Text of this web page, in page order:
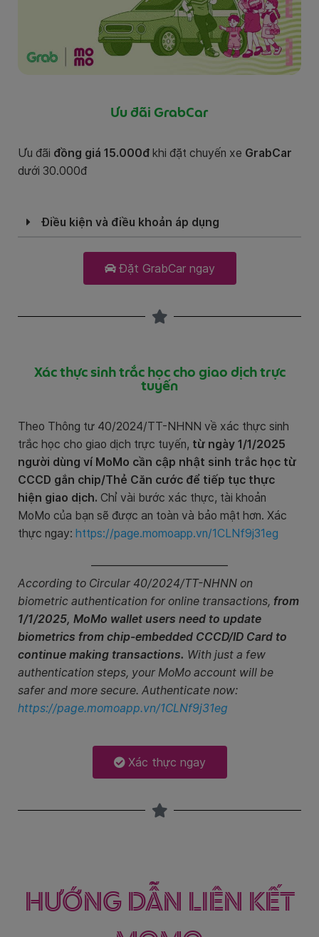
Ưu đãi GrabCar
Ưu đãi đồng giá 15.000đ khi đặt chuyến xe GrabCar
dưới 30.000đ
Điều kiện và điều khoản áp dụng
Đặt GrabCar ngay
Xác thực sinh trắc học cho giao dịch trực
tuyến
Theo Thông tư 40/2024/TT-NHNN về xác thực sinh
trắc học cho giao dịch trực tuyến, từ ngày 1/1/2025
người dùng ví MoMo cần cập nhật sinh trắc học từ
CCCD gắn chip/Thẻ Căn cước để tiếp tục thực
hiện giao dịch. Chỉ vài bước xác thực, tài khoản
MoMo của bạn sẽ được an toàn và bảo mật hơn. Xác
thực ngay: https://page.momoapp.vn/1CLNf9j31eg
————————————
According to Circular 40/2024/TT-NHNN on
biometric authentication for online transactions, from
1/1/2025, MoMo wallet users need to update
biometrics from chip-embedded CCCD/ID Card to
continue making transactions. With just a few
authentication steps, your MoMo account will be
safer and more secure. Authenticate now:
https://page.momoapp.vn/1CLNf9j31eg
Xác thực ngay
HƯỚNG DẪN LIÊN KẾT